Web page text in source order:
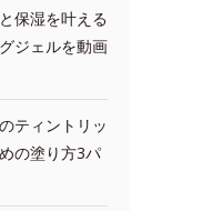
保湿を叶える
ジェルを動画
ティントリッ
の塗り方3パ